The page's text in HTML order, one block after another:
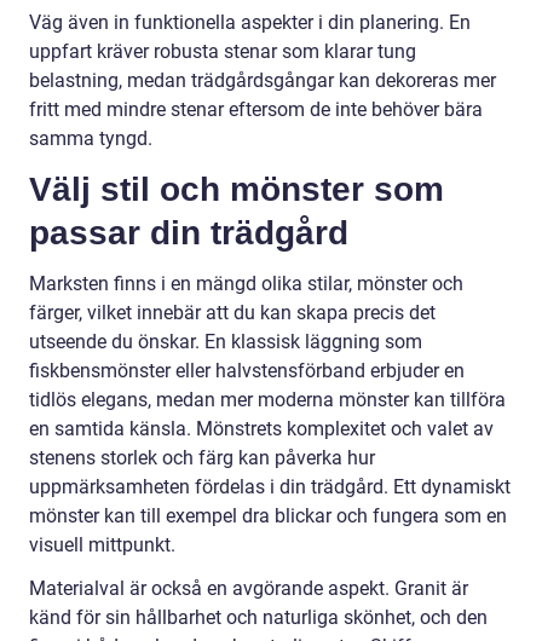
Väg även in funktionella aspekter i din planering. En
uppfart kräver robusta stenar som klarar tung
belastning, medan trädgårdsgångar kan dekoreras mer
fritt med mindre stenar eftersom de inte behöver bära
samma tyngd.
Välj stil och mönster som
passar din trädgård
Marksten finns i en mängd olika stilar, mönster och
färger, vilket innebär att du kan skapa precis det
utseende du önskar. En klassisk läggning som
fiskbensmönster eller halvstensförband erbjuder en
tidlös elegans, medan mer moderna mönster kan tillföra
en samtida känsla. Mönstrets komplexitet och valet av
stenens storlek och färg kan påverka hur
uppmärksamheten fördelas i din trädgård. Ett dynamiskt
mönster kan till exempel dra blickar och fungera som en
visuell mittpunkt.
Materialval är också en avgörande aspekt. Granit är
känd för sin hållbarhet och naturliga skönhet, och den